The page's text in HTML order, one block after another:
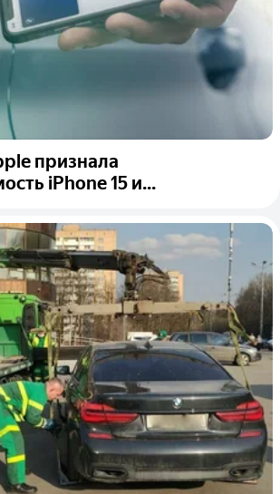
признала
iPhone 15 и...